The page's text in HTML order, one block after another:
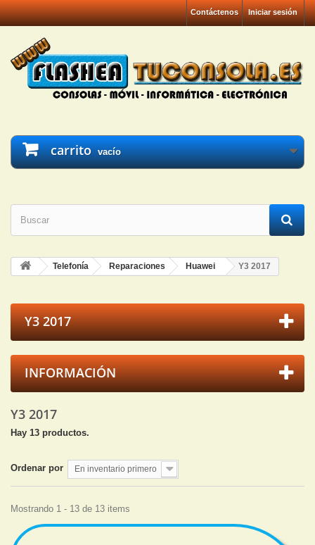
Iniciar sesión
Contáctenos
carrito vacío
Telefonía Reparaciones Huawei Y3 2017
Y3 2017
INFORMACIÓN
Y3 2017
Hay 13 productos.
Ordenar por En inventario primero
Mostrando 1 - 13 de 13 items